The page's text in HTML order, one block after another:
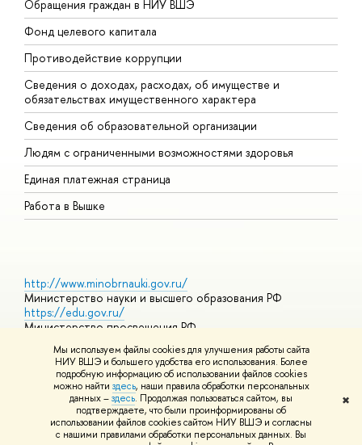
Мы используем файлы cookies для улучшения работы сайта
НИУ ВШЭ и большего удобства его использования. Более
подробную информацию об использовании файлов cookies
можно найти здесь, наши правила обработки персональных
данных –здесь. Продолжая пользоваться сайтом, вы
подтверждаете, что были проинформированы об
использовании файлов cookies сайтом НИУ ВШЭ и согласны
с нашими правилами обработки персональных данных. Вы
✖
Обращения граждан в НИУ ВШЭ
Фонд целевого капитала
Противодействие коррупции
Сведения о доходах, расходах, об имуществе и
обязательствах имущественного характера
Сведения об образовательной организации
Людям с ограниченными возможностями здоровья
Единая платежная страница
Работа в Вышке
http://www.minobrnauki.gov.ru/
Министерство науки и высшего образования РФ
https://edu.gov.ru/
Министерство просвещения РФ
Массовые открытые онлайн-курсы
© НИУ ВШЭ 1993–2026 Адреса и контактыУсловия
использования материалов Политика конфиденциальности
Шрифты HSE Sans и HSE Slab разработаны вШколе дизайна НИУ